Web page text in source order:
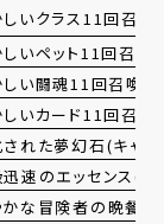
いクラス11回召
いペット11回召
い闘魂11回召喚
いカード11回召
れた夢幻石(キャ
迅速のエッセンス(
かな冒険者の晩餐(